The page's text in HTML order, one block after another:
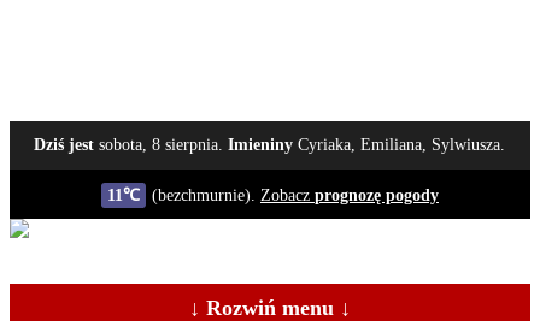
Dziś jest sobota, 8 sierpnia.Imieniny Cyriaka, Emiliana, Sylwiusza.
11℃ (bezchmurnie). Zobacz prognozę pogody
↓ Rozwiń menu ↓